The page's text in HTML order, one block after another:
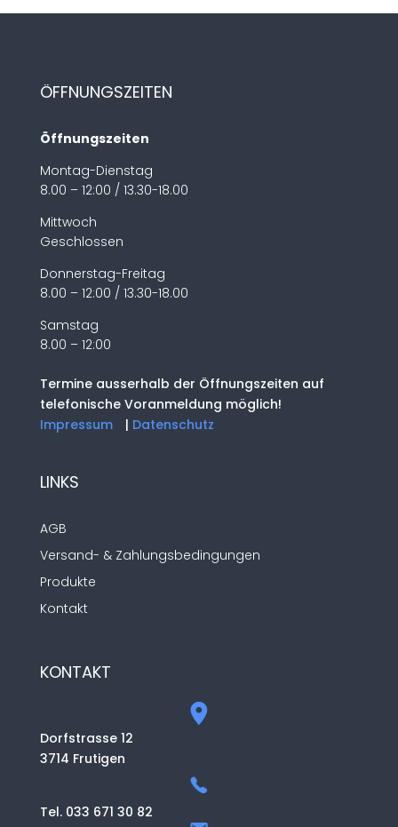
ÖFFNUNGSZEITEN
Öffnungszeiten
Montag-Dienstag
8.00 – 12:00 / 13.30-18.00
Mittwoch
Geschlossen
Donnerstag-Freitag
8.00 – 12:00 / 13.30-18.00
Samstag
8.00 – 12:00
Termine ausserhalb der Öffnungszeiten auf
telefonische Voranmeldung möglich!
Impressum
| Datenschutz
LINKS
AGB
Versand- & Zahlungsbedingungen
Produkte
Kontakt
KONTAKT
Dorfstrasse 12
3714 Frutigen
Tel. 033 671 30 82